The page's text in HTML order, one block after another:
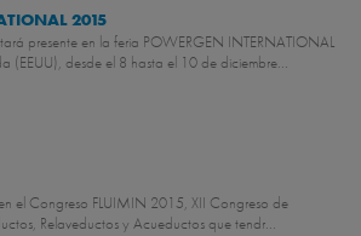
2015
presente en la feria POWERGEN INTERNATIONAL
(EEUU), desde el 8 hasta el 10 de diciembre...
el Congreso FLUIMIN 2015, XII Congreso de
Relaveductos y Acueductos que tendr...